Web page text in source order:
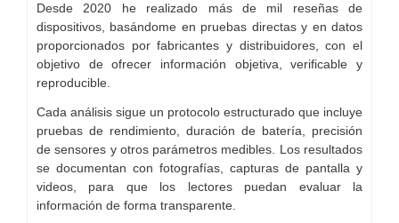
Desde 2020 he realizado más de mil reseñas de
dispositivos, basándome en pruebas directas y en datos
proporcionados por fabricantes y distribuidores, con el
objetivo de ofrecer información objetiva, verificable y
reproducible.
Cada análisis sigue un protocolo estructurado que incluye
pruebas de rendimiento, duración de batería, precisión
de sensores y otros parámetros medibles. Los resultados
se documentan con fotografías, capturas de pantalla y
videos, para que los lectores puedan evaluar la
información de forma transparente.